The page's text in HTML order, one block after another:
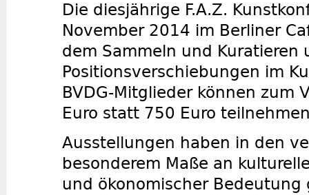
Die diesjährige F.A.Z.
November 2014 im Berliner
dem Sammeln und Kuratieren
Positionsverschiebungen im
BVDG-Mitglieder können zum
Euro statt 750 Euro
Ausstellungen haben in den
besonderem Maße an
und ökonomischer